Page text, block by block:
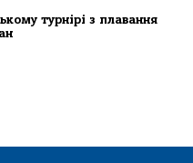
турнірі з плавання